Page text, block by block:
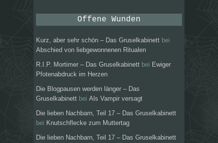
Offene Wunden
Kurz, aber sehr schön – Das Gruselkabinett bei
Abschied von liebgewonnenen Ritualen
R.I.P. Mortimer – Das Gruselkabinett bei Ewiger
Pfotenabdruck im Herzen
Die Blogpausen werden länger – Das
Gruselkabinett bei Als Vampir versagt
Die lieben Nachbarn, Teil 17 – Das Gruselkabinett
bei Knutschflecke zum Muttertag
Die lieben Nachbarn, Teil 17 – Das Gruselkabinett